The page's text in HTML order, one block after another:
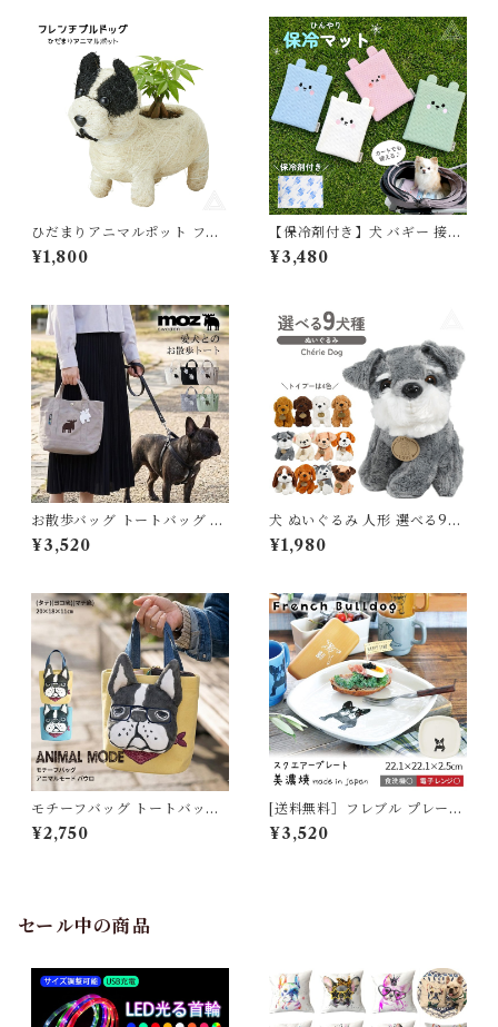
ひだまりアニマルポット フレ
ンチブルドッグ フレブル 穴な
し 5392 植木鉢 おしゃれ ガー
インテリア 犬グッズ おしゃれ
可愛い 犬好き 癒し プレゼント
ギフト 贈り物 5392
¥1,800
【保冷剤付き】犬 バギー 接触
冷感 ひんやり 保冷マット ペッ
トカート キャリーバッグ 保冷
ルマット 冷感 暑さ対策 夏 コ
ンパクト カートアクセサリー
犬 猫 お出かけ おしゃれ かわ
いい プレゼント KM840G
¥3,480
お散歩バッグ トートバッグ 軽
量 ドッグ イヌ 犬 散歩 バッグ
北欧 コンパクト 多ポケット 収
ンプル レディース メンズ プレ
ゼント moz(モズ) 北欧ブラン
ド ミニキャンバストートバッ
グ 766001
¥3,520
犬 ぬいぐるみ 人形 選べる9犬
種 プレゼント 子供 クリスマス
誕生日 母の日 ホワイトデー か
ミニチュアシュナウザー ゴー
ルデンレトリバー ハスキー ラ
ブラドール セントバーナード
小さい TOYDOG
¥1,980
モチーフバッグ トートバッグ
フレンチブルドッグ フレブル
ミニトート サブバッグ コンパ
Kusuguru アニマルモード 2
¥2,750
[送料無料］フレブル プレート
日本製 美濃焼 スクエアープレ
ート フレンチブルドッグ お皿
¥3,520
セール中の商品